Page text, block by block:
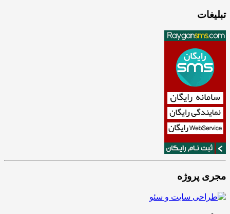
تبلیغات
مجری پروژه